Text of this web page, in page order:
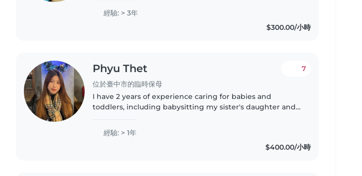
helper with homework..
經驗: > 3年
$300.00/小時
Phyu Thet
位於臺中市的臨時保母
7
I have 2 years of experience caring for babies and
toddlers, including babysitting my sister's daughter and
in English and can..
經驗: > 1年
$400.00/小時